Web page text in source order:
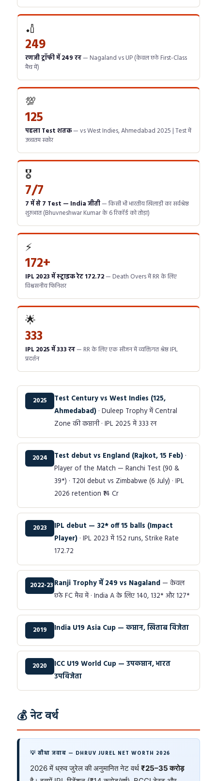
🏏
249
रणजी ट्रॉफी में 249 रन— Nagaland vs UP (केवल छठे First-Class
मैच में)
💯
125
पहला Test शतक— vs West Indies, Ahmedabad 2025 | Test में
उच्चतम स्कोर
🎖️
7/7
7 में से 7 Test — India जीती— किसी भी भारतीय खिलाड़ी का सर्वश्रेष्ठ
शुरुआत (Bhuvneshwar Kumar के 6 रिकॉर्ड को तोड़ा)
⚡
172+
IPL 2023 में स्ट्राइक रेट 172.72— Death Overs में RR के लिए
विश्वसनीय फिनिशर
🌟
333
IPL 2025 में 333 रन— RR के लिए एक सीजन में व्यक्तिगत श्रेष्ठ IPL
प्रदर्शन
2025
Test Century vs West Indies (125,
Ahmedabad) · Duleep Trophy में Central
Zone की कप्तानी · IPL 2025 में 333 रन
2024 Test debut vs England (Rajkot, 15 Feb) ·
Player of the Match — Ranchi Test (90 &
39*) · T20I debut vs Zimbabwe (6 July) · IPL
2026 retention ₹14 Cr
2023
IPL debut — 32* off 15 balls (Impact
Player) · IPL 2023 में 152 runs, Strike Rate
172.72
2022-23Ranji Trophy में 249 vs Nagaland — केवल
छठे FC मैच में · India A के लिए 140, 132* और 127*
2019 India U19 Asia Cup — कप्तान, खिताब विजेता
2020
ICC U19 World Cup — उपकप्तान, भारत
उपविजेता
💰 नेट वर्थ
💡 सीधा जवाब — DHRUV JUREL NET WORTH 2026
2026 में ध्रुव जुरेल की अनुमानित नेट वर्थ ₹25–35 करोड़